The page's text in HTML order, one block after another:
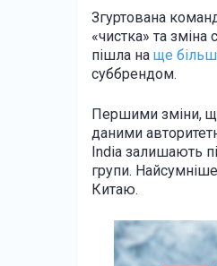
Згуртована
«чистка» та
пішла на ще
суббрендом.
Першими зміни, що
даними
India залишають
групи.
Китаю.